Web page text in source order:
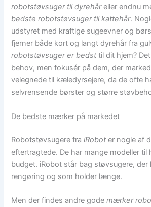
robotstøvsuger til dyrehåreller endnu
bedste robotstøvsuger til kattehår.
udstyret med kraftige sugeevner og
fjerner både kort og langt dyrehår fra
robotstøvsuger er bedst til dit hjem?
behov, men fokusér på dem, der
velegnede til kæledyrsejere, da de ofte
selvrensende børster og større
De bedste mærker på markedet
Robotstøvsugere fraiRobot er nogle af
eftertragtede. De har mange modeller til
budget. iRobot står bag støvsugere, der
rengøring og som holder længe.
Men der findes andre godemærker